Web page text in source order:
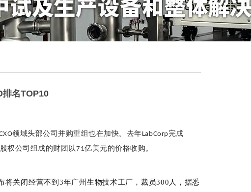
排名TOP10
领域头部公司并购重组也在加快。去年LabCorp完成
权公司组成的财团以71亿美元的价格收购。
将关闭经营不到3年广州生物技术工厂，裁员300人，据悉